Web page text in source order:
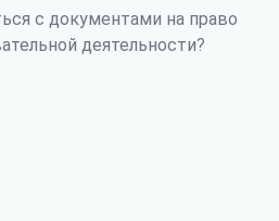
с документами на право
деятельности?